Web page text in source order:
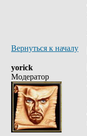
Вернуться к началу
yorick
Модератор